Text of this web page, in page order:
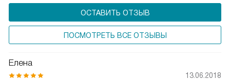
ОСТАВИТЬ ОТЗЫВ
ПОСМОТРЕТЬ ВСЕ ОТЗЫВЫ
Елена
13.06.2018